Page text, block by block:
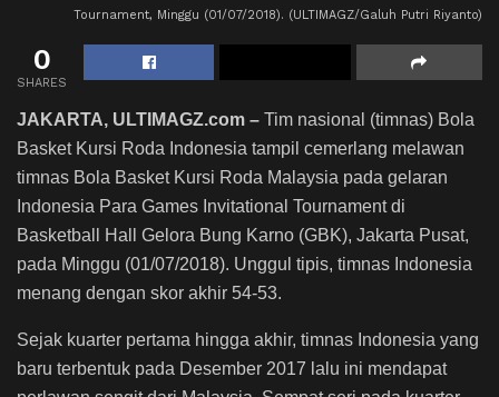
Tournament, Minggu (01/07/2018). (ULTIMAGZ/Galuh Putri Riyanto)
0
SHARES
JAKARTA, ULTIMAGZ.com – Tim nasional (timnas) Bola
Basket Kursi Roda Indonesia tampil cemerlang melawan
timnas Bola Basket Kursi Roda Malaysia pada gelaran
Indonesia Para Games Invitational Tournament di
Basketball Hall Gelora Bung Karno (GBK), Jakarta Pusat,
pada Minggu (01/07/2018). Unggul tipis, timnas Indonesia
menang dengan skor akhir 54-53.
Sejak kuarter pertama hingga akhir, timnas Indonesia yang
baru terbentuk pada Desember 2017 lalu ini mendapat